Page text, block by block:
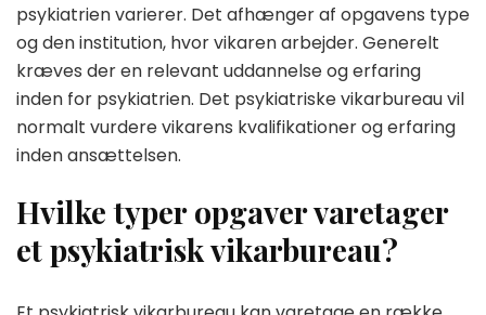
psykiatrien varierer. Det afhænger af opgavens type
og den institution, hvor vikaren arbejder. Generelt
kræves der en relevant uddannelse og erfaring
inden for psykiatrien. Det psykiatriske vikarbureau vil
normalt vurdere vikarens kvalifikationer og erfaring
inden ansættelsen.
Hvilke typer opgaver varetager
et psykiatrisk vikarbureau?